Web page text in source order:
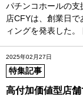
パチンコホールの支
店CFYは、創業日
ィングを発表した。
2025年02月27日
特集記事
高付加価値型店